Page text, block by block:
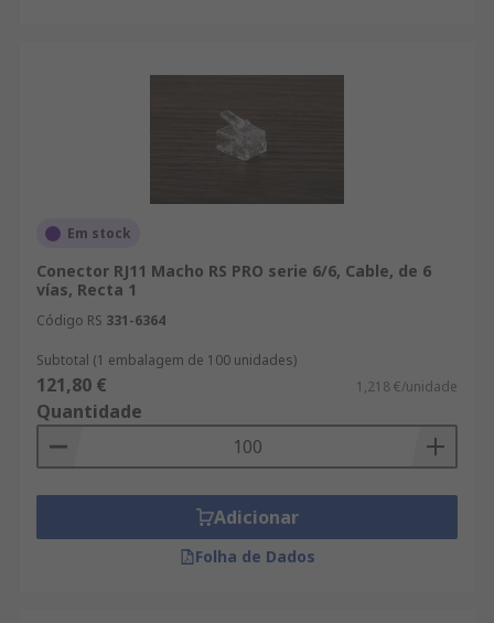
Em stock
Conector RJ11 Macho RS PRO serie 6/6, Cable, de 6
vías, Recta 1
Código RS 331-6364
Subtotal (1 embalagem de 100 unidades)
121,80 € 1,218 €/unidade
Quantidade
Adicionar
Folha de Dados